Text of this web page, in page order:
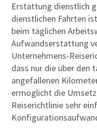
Erstattung dienstlich
dienstlichen Fahrten
beim täglichen
Aufwandserstattung
Unternehmens-
dass nur die über den
angefallenen
ermöglicht die
Reiserichtlinie sehr